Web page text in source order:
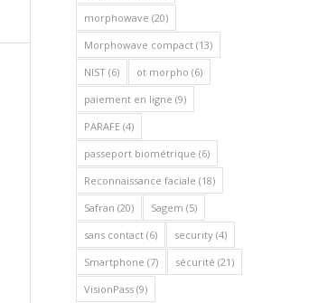
morphowave (20)
Morphowave compact (13)
NIST (6) ot morpho (6)
paiement en ligne (9)
PARAFE (4)
passeport biométrique (6)
Reconnaissance faciale (18)
Safran (20) Sagem (5)
sans contact (6) security (4)
Smartphone (7) sécurité (21)
VisionPass (9)